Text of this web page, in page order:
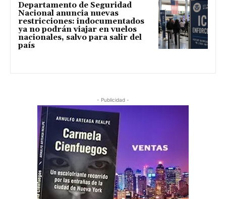
Departamento de Seguridad
Nacional anuncia nuevas
restricciones: indocumentados
ya no podrán viajar en vuelos
nacionales, salvo para salir del
país
- Publicidad -